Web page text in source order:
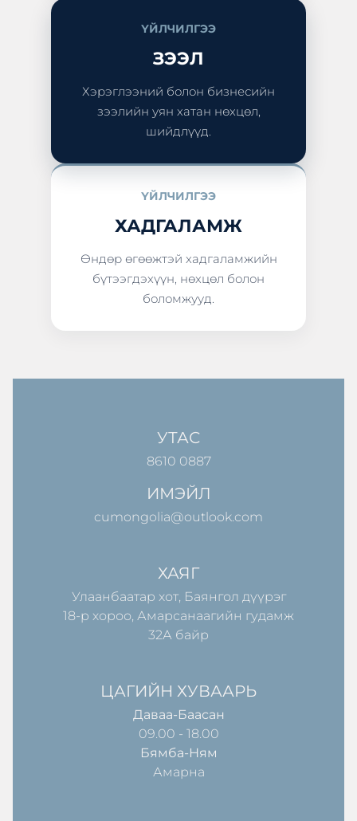
ҮЙЛЧИЛГЭЭ
ЗЭЭЛ
Хэрэглээний болон бизнесийн
зээлийн уян хатан нөхцөл,
шийдлүүд.
ҮЙЛЧИЛГЭЭ
ХАДГАЛАМЖ
Өндөр өгөөжтэй хадгаламжийн
бүтээгдэхүүн, нөхцөл болон
боломжууд.
УТАС
8610 0887
ИМЭЙЛ
cumongolia@outlook.com
ХАЯГ
Улаанбаатар хот, Баянгол дүүрэг
18-р хороо, Амарсанаагийн гудамж
32А байр
ЦАГИЙН ХУВААРЬ
Даваа-Баасан
09.00 - 18.00
Бямба-Ням
Амарна